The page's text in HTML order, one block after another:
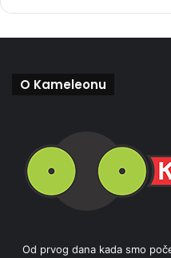
O Kameleonu
Od prvog dana kada smo